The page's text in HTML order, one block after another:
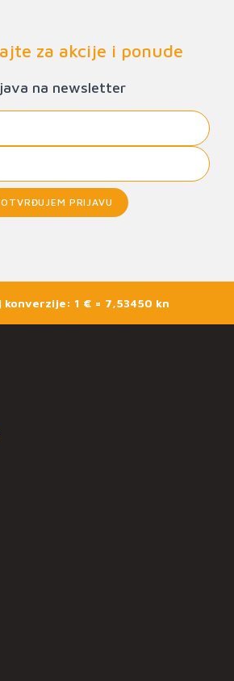
za akcije i ponude
na newsletter
PRIJAVU
konverzije: 1 € = 7,53450 kn